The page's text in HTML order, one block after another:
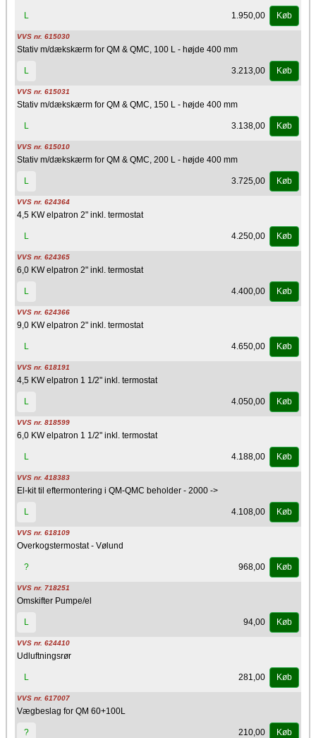
L 1.950,00 Køb
VVS nr. 615030
Stativ m/dækskærm for QM & QMC, 100 L - højde 400 mm
L 3.213,00 Køb
VVS nr. 615031
Stativ m/dækskærm for QM & QMC, 150 L - højde 400 mm
L 3.138,00 Køb
VVS nr. 615010
Stativ m/dækskærm for QM & QMC, 200 L - højde 400 mm
L 3.725,00 Køb
VVS nr. 624364
4,5 KW elpatron 2" inkl. termostat
L 4.250,00 Køb
VVS nr. 624365
6,0 KW elpatron 2" inkl. termostat
L 4.400,00 Køb
VVS nr. 624366
9,0 KW elpatron 2" inkl. termostat
L 4.650,00 Køb
VVS nr. 618191
4,5 KW elpatron 1 1/2" inkl. termostat
L 4.050,00 Køb
VVS nr. 818599
6,0 KW elpatron 1 1/2" inkl. termostat
L 4.188,00 Køb
VVS nr. 418383
El-kit til eftermontering i QM-QMC beholder - 2000 ->
L 4.108,00 Køb
VVS nr. 618109
Overkogstermostat - Vølund
? 968,00 Køb
VVS nr. 718251
Omskifter Pumpe/el
L 94,00 Køb
VVS nr. 624410
Udluftningsrør
L 281,00 Køb
VVS nr. 617007
Vægbeslag for QM 60+100L
? 210,00 Køb